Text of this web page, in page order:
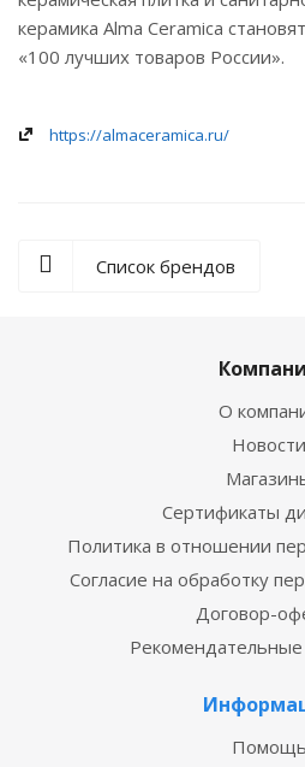
керамика Alma Ceramica
«100 лучших товаров России».
https://almaceramica.ru/
Список брендов
О
Новости
Сертификаты
Политика в отношении
Согласие на обработку
Договор-
Рекомендательные
Помощь